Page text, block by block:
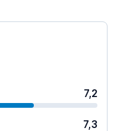
7,2
7,3